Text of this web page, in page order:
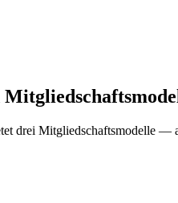
drei Mitgliedschaftsmodelle —